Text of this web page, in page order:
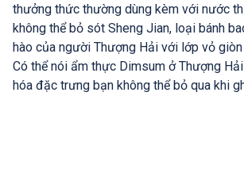
thưởng thức thường dùng kèm với nước
không thể bỏ sót Sheng Jian, loại bánh
hào của người Thượng Hải với lớp vỏ
Có thể nói ẩm thực Dimsum ở Thượng
hóa đặc trưng bạn không thể bỏ qua khi